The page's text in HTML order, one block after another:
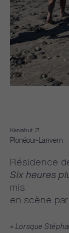
Kervahut
Plonéour-Lanvern
Résidence
Six heures
mis
en scène par
« Lorsque